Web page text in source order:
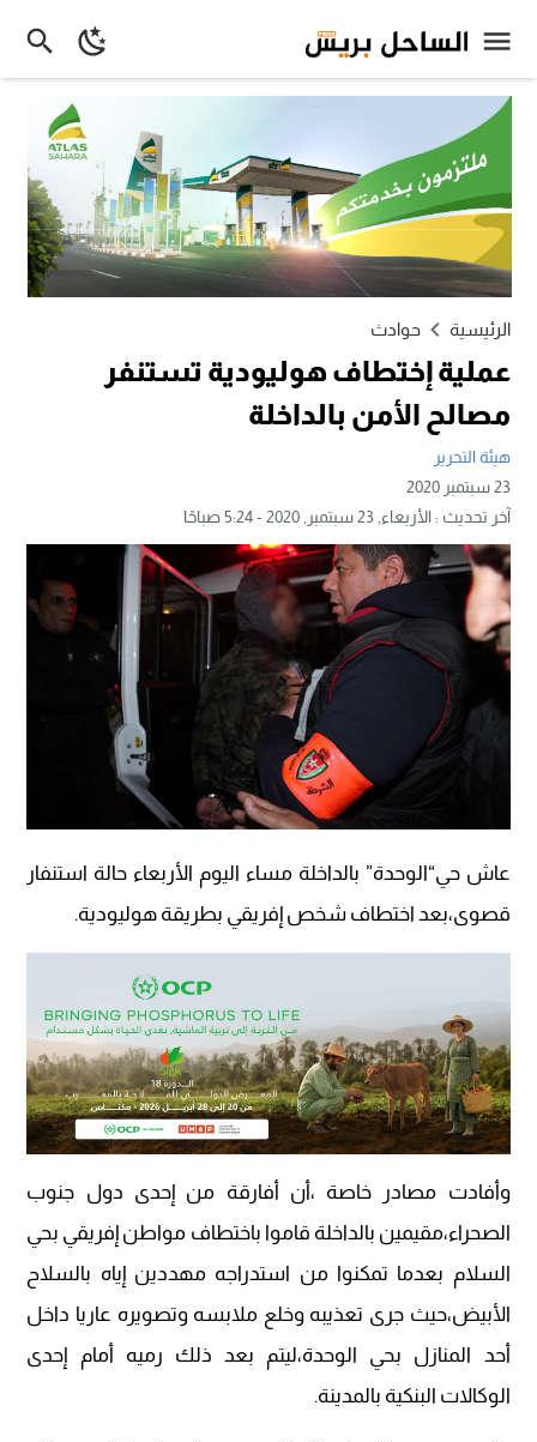
الرئيسية حوادث
عملية إختطاف هوليودية تستنفر
مصالح الأمن بالداخلة
هيئة التحرير
23 سبتمبر 2020
آخر تحديث :الأربعاء, 23 سبتمبر, 2020 - 5:24 صباحًا
عاش حي“الوحدة” بالداخلة مساء اليوم الأربعاء حالة استنفار
قصوى،بعد اختطاف شخص إفريقي بطريقة هوليودية.
وأفادت مصادر خاصة ،أن أفارقة من إحدى دول جنوب
الصحراء،مقيمين بالداخلة قاموا باختطاف مواطن إفريقي بحي
السلام بعدما تمكنوا من استدراجه مهددين إياه بالسلاح
الأبيض،حيث جرى تعذيبه وخلع ملابسه وتصويره عاريا داخل
أحد المنازل بحي الوحدة،ليتم بعد ذلك رميه أمام إحدى
الوكالات البنكية بالمدينة.